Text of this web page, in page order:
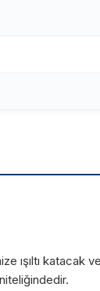
ışıltı katacak